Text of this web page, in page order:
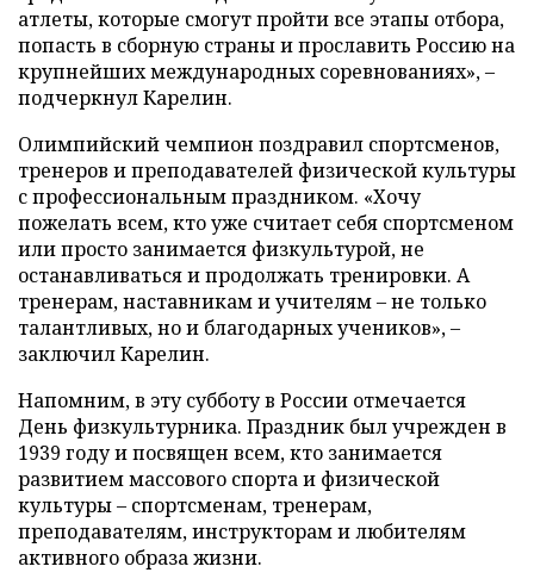
атлеты, которые смогут пройти все этапы отбора,
попасть в сборную страны и прославить Россию на
крупнейших международных соревнованиях», –
подчеркнул Карелин.
Олимпийский чемпион поздравил спортсменов,
тренеров и преподавателей физической культуры
с профессиональным праздником. «Хочу
пожелать всем, кто уже считает себя спортсменом
или просто занимается физкультурой, не
останавливаться и продолжать тренировки. А
тренерам, наставникам и учителям – не только
талантливых, но и благодарных учеников», –
заключил Карелин.
Напомним, в эту субботу в России отмечается
День физкультурника. Праздник был учрежден в
1939 году и посвящен всем, кто занимается
развитием массового спорта и физической
культуры – спортсменам, тренерам,
преподавателям, инструкторам и любителям
активного образа жизни.